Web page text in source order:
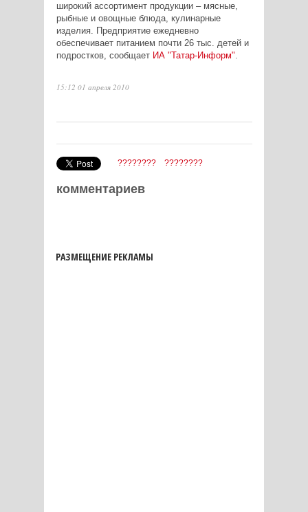
широкий ассортимент продукции – мясные,
рыбные и овощные блюда, кулинарные
изделия. Предприятие ежедневно
обеспечивает питанием почти 26 тыс. детей и
подростков, сообщает ИА "Татар-Информ".
15:12 01 апреля 2010
???????? ????????
комментариев
РАЗМЕЩЕНИЕ РЕКЛАМЫ